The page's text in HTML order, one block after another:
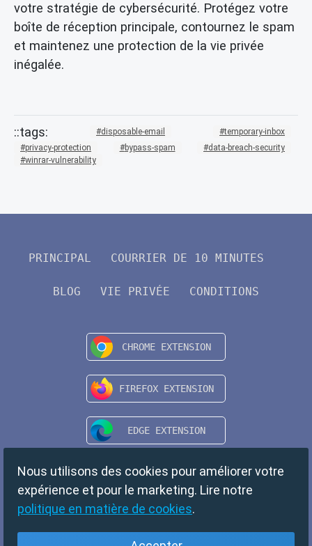
votre stratégie de cybersécurité. Protégez votre
boîte de réception principale, contournez le spam
et maintenez une protection de la vie privée
inégalée.
disposable-email
temporary-inbox
privacy-protection
bypass-spam
data-breach-security
winrar-vulnerability
PRINCIPAL COURRIER DE 10 MINUTES
BLOG VIE PRIVÉE CONDITIONS
Nous utilisons des cookies pour améliorer votre
expérience et pour le marketing. Lire notre
politique en matière de cookies.